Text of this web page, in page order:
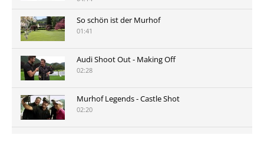
So schön ist der Murhof
01:41
Audi Shoot Out - Making Off
02:28
Murhof Legends - Castle Shot
02:20